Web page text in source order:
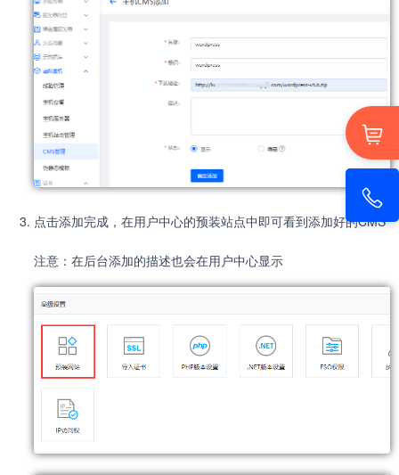
点击添加完成，在用户中心的预装站点中即可看到添加好的CMS
注意：在后台添加的描述也会在用户中心显示